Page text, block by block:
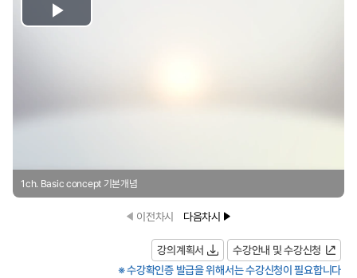
Play
1ch. Basic concept 기본개념
이전차시 다음차시
강의계획서
수강안내 및 수강신청
※ 수강확인증 발급을 위해서는 수강신청이 필요합니다